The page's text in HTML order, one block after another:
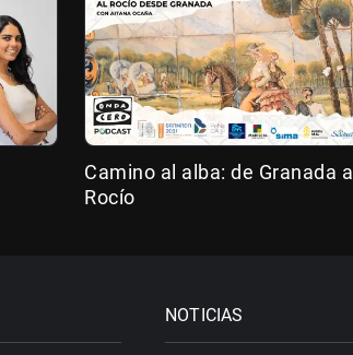
Camino al alba: de Granada al
Rocío
NOTICIAS